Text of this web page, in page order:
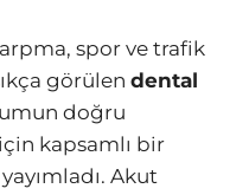
spor ve trafik
görülen dental
doğru
kapsamlı bir
yayımladı. Akut